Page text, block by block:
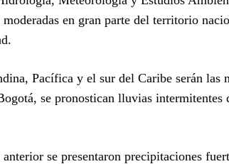
en gran parte del territorio
Pacífica y el sur del Caribe serán las
se pronostican lluvias
se presentaron precipitaciones